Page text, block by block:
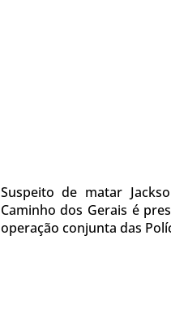
Suspeito de matar
Caminho dos Gerais é
operação conjunta das